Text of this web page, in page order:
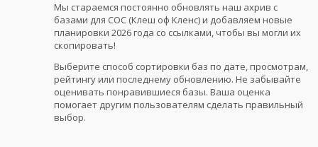
Мы стараемся постоянно обновлять наш ахрив с
базами для COC (Клеш оф Кленс) и добавляем новые
планировки 2026 года со ссылками, чтобы вы могли их
скопировать!
Выберите способ сортировки баз по дате, просмотрам,
рейтингу или последнему обновлению. Не забывайте
оценивать понравившиеся базы. Ваша оценка
помогает другим пользователям сделать правильный
выбор.